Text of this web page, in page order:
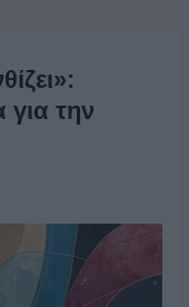
την